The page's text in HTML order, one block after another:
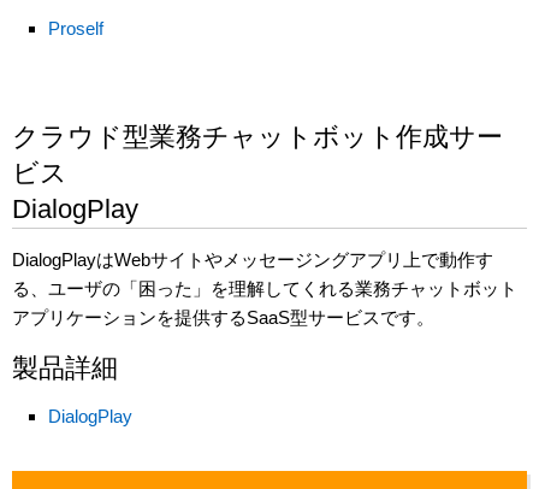
Proself
クラウド型業務チャットボット作成サー
ビス
DialogPlay
DialogPlayはWebサイトやメッセージングアプリ上で動作す
る、ユーザの「困った」を理解してくれる業務チャットボット
アプリケーションを提供するSaaS型サービスです。
製品詳細
DialogPlay